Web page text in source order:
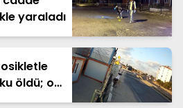
yaraladı
öldü; o